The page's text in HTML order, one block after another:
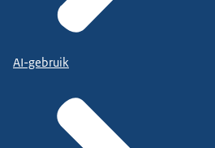
AI-gebruik